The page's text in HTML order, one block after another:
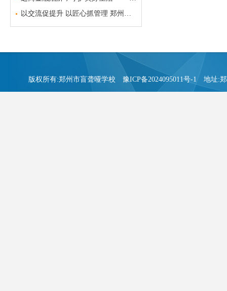
以交流促提升 以匠心抓管理 郑州市盲聋哑学校召开班主任经验交流会
版权所有:郑州市盲聋哑学校 豫ICP备2024095011号-1 地址:郑